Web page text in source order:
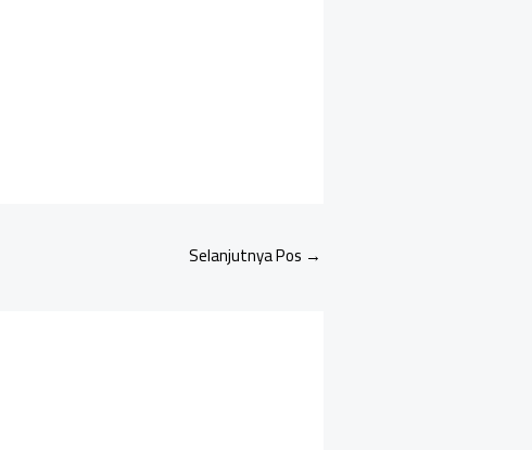
Selanjutnya Pos →